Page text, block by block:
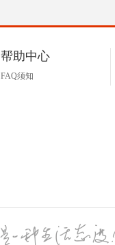
帮助中心
FAQ须知